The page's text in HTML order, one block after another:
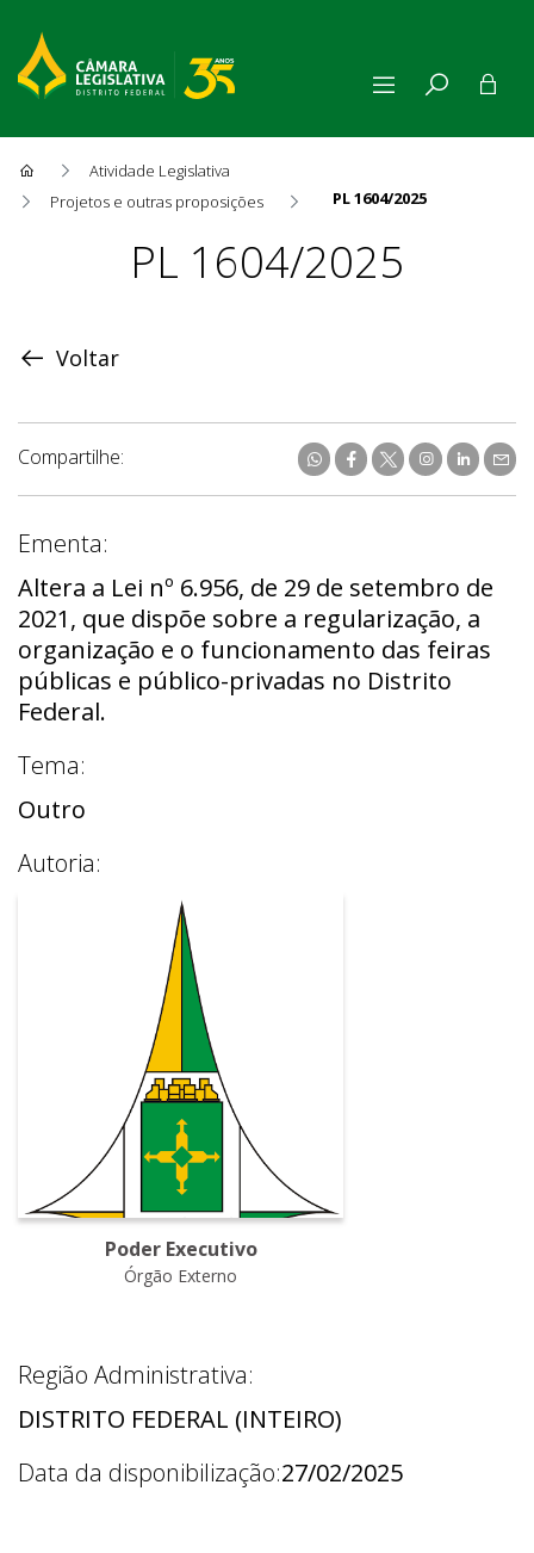
Atividade Legislativa
Projetos e outras proposições
PL 1604/2025
ProposiçãoPL 1604/2025
Voltar
Compartilhe:
Ementa:
Altera a Lei nº 6.956, de 29 de setembro de
2021, que dispõe sobre a regularização, a
organização e o funcionamento das feiras
públicas e público-privadas no Distrito
Federal.
Tema:
Outro
Autoria:
Poder Executivo
Órgão Externo
Região Administrativa:
DISTRITO FEDERAL (INTEIRO)
Data da disponibilização:27/02/2025